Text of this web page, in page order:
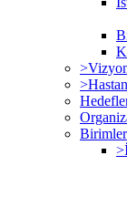
Birimler